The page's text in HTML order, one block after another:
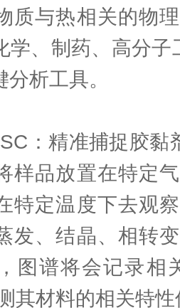
质与热相关的物
学、制药、高分
析工具。
精准捕捉胶黏剂
样品放置在特定
特定温度下去观
发、结晶、相转
图谱将会记录相
其材料的相关特性